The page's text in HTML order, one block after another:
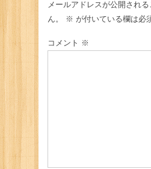
メールアドレスが公開され
ん。
※ が付いている欄は必
コメント ※